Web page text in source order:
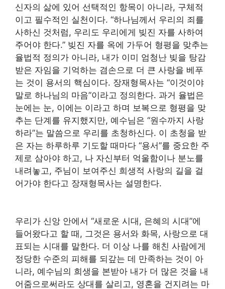
신자의 삶에 있어 선택적인 항목이 아니라, 구체적
이고 필수적인 실천이다. “하나님께서 우리의 죄를
사하신 것처럼, 우리도 우리에게 빚진 자를 사하여
주어야 한다.” 빚진 자를 옥에 가두어 형평을 맞추는
율법적 정의가 아니라, 내가 이미 엄청난 빚을 탕감
받은 자임을 기억하는 겸손으로 더 큰 사랑을 베푸
는 것이 용서의 핵심이다. 장재형목사는 “이것이야
말로 하나님의 마음”이라고 정의한다. 과거 율법은
눈에는 눈, 이에는 이라고 하며 보복으로 형평을 맞
추는 단계를 유지했지만, 예수님은 “원수까지 사랑
하라”는 말씀으로 우리를 초청하신다. 이 초청을 받
은 자는 하루하루 기도할 때마다 “용서”를 중요한 주
제로 삼아야 하고, 나 자신부터 억울함이나 분노를
내려놓고, 주님이 보여주신 희생적 사랑의 길을 걸
어가야 한다고 장재형목사는 설명한다.
우리가 신앙 안에서 “새로운 시대, 은혜의 시대”에
들어왔다고 할 때, 그것은 용서와 화목, 사랑으로 대
표되는 시대를 말한다. 더 이상 나를 해친 사람에게
정당한 수준의 피해를 되갚는 데 만족하는 것이 아
니라, 예수님의 희생을 본받아 내가 더 많은 것을 내
어줌으로써라도 상대를 살리고, 영혼을 건지려는 마